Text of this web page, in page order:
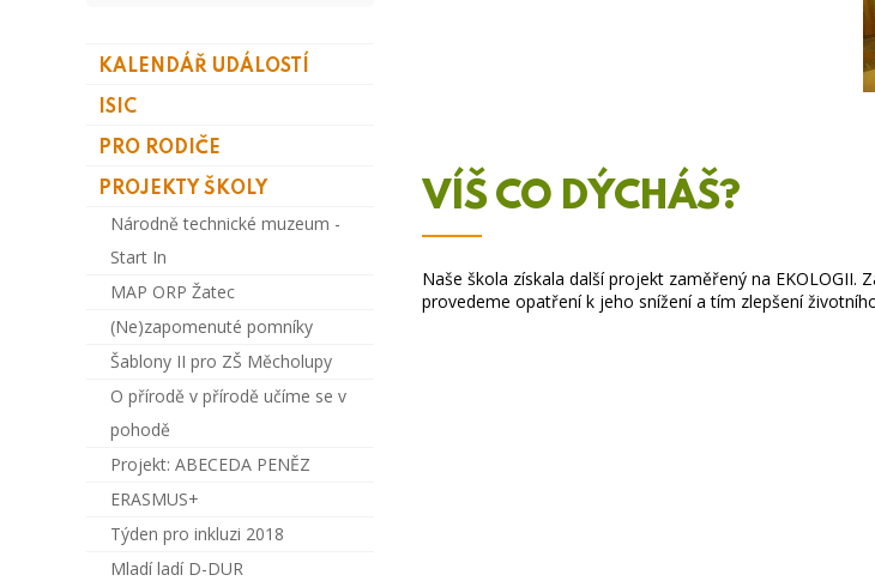
KALENDÁŘ UDÁLOSTÍ
ISIC
PRO RODIČE
PROJEKTY ŠKOLY
Národně technické muzeum -
Start In
MAP ORP Žatec
(Ne)zapomenuté pomníky
Šablony II pro ZŠ Měcholupy
O přírodě v přírodě učíme se v
pohodě
Projekt: ABECEDA PENĚZ
ERASMUS+
Týden pro inkluzi 2018
Mladí ladí D-DUR
VÍŠ CO DÝCHÁŠ?
Naše škola získala další projekt zaměřený na
provedeme opatření k jeho snížení a tím zlepšení